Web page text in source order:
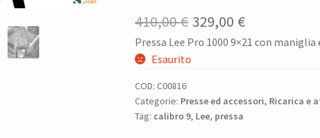
410,00€ Il
prezzo
era:
410,00 €.
329,00 €Il
prezzo
è:
Pressa Lee Pro 1000 9×21 con
Esaurito
COD: C00816
Categorie: Presse ed accessori, Ricarica e
Tag: calibro 9, Lee, pressa